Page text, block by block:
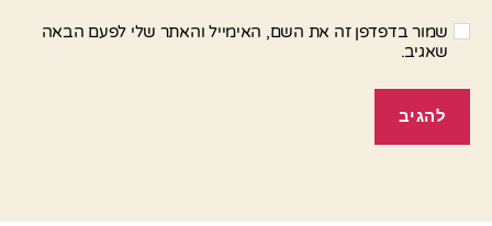
שמור בדפדפן זה את השם, האימייל והאתר שלי לפעם הבאה
שאגיב.